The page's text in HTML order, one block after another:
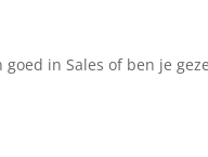
in Sales of ben je